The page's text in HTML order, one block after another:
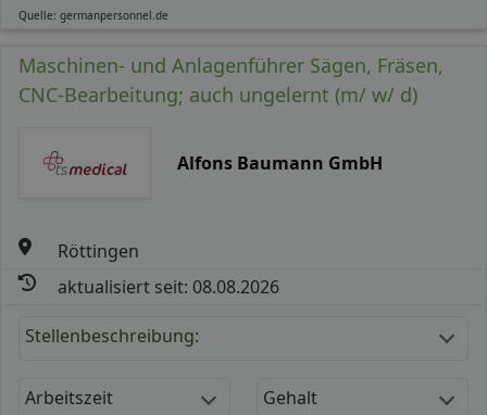
Quelle: germanpersonnel.de
Maschinen- und Anlagenführer Sägen, Fräsen,
CNC-Bearbeitung; auch ungelernt (m/ w/ d)
Alfons Baumann GmbH
Röttingen
aktualisiert seit: 08.08.2026
Stellenbeschreibung:
Arbeitszeit Gehalt